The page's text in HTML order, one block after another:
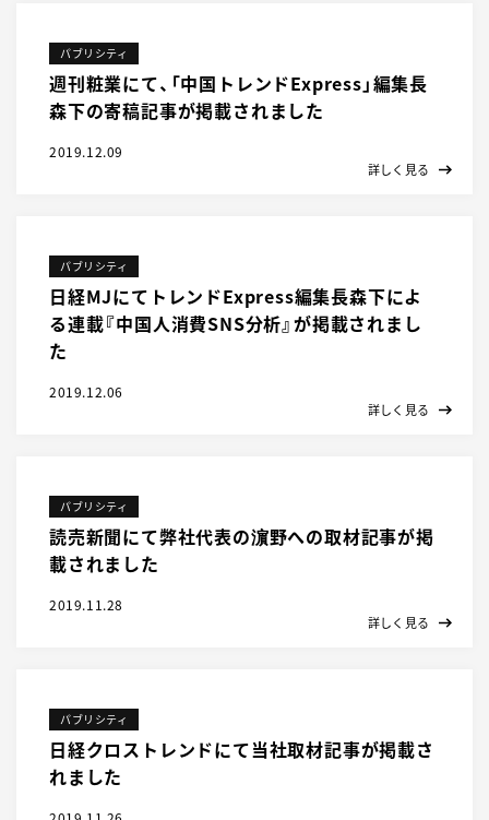
パブリシティ
2019.12.09
週刊粧業にて、「中国トレンドExpress」編集長
森下の寄稿記事が掲載されました
詳しく見る
パブリシティ
2019.12.06
日経MJにてトレンドExpress編集長森下によ
る連載『中国人消費SNS分析』が掲載されまし
た
詳しく見る
パブリシティ
2019.11.28
読売新聞にて弊社代表の濵野への取材記事が掲
載されました
詳しく見る
パブリシティ
日経クロストレンドにて当社取材記事が掲載さ
れました